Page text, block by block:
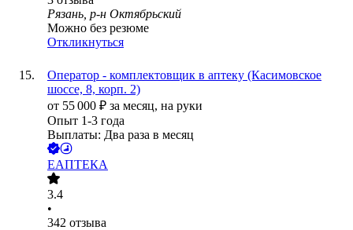
Рязань, р-н Октябрьский
Можно без резюме
Откликнуться
Оператор - комплектовщик в аптеку (Касимовское
шоссе, 8, корп. 2)
от 55 000 ₽ за месяц, на руки
Опыт 1-3 года
Выплаты: Два раза в месяц
ЕАПТЕКА
3.4
•
342 отзыва